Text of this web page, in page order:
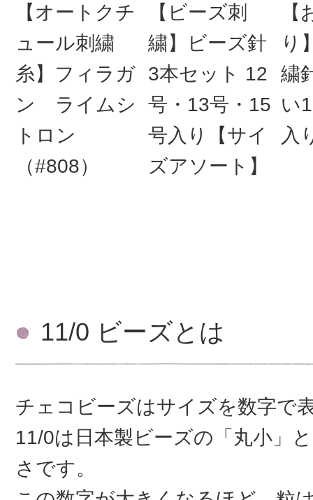
【オートクチ
ュール刺繍
糸】フィラガ
ン ライムシ
トロン
（#808）
【ビーズ刺
繍】ビーズ針
3本セット 12
号・13号・15
号入り【サイ
ズアソート】
り
繍
い
入
11/0 ビーズとは
チェコビーズはサイズを数字で
11/0は日本製ビーズの「丸小」
さです。